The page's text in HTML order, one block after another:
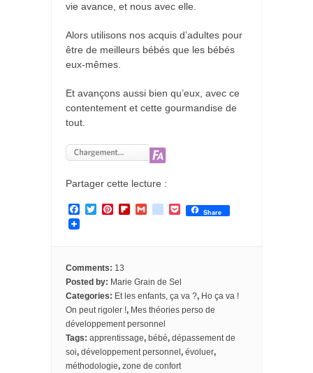
vie avance, et nous avec elle.
Alors utilisons nos acquis d’adultes pour
être de meilleurs bébés que les bébés
eux-mêmes.
Et avançons aussi bien qu’eux, avec ce
contentement et cette gourmandise de
tout.
Partager cette lecture :
F
o
k
T
e
r
P
r
e
s
t
F
a
r
d
b
o
o
k
m
a
r
k
P
o
Share
Comments: 13
Posted by: Marie Grain de Sel
Categories: Et les enfants, ça va ?, Ho ça va !
On peut rigoler !, Mes théories perso de
développement personnel
Tags: apprentissage, bébé, dépassement de
soi, développement personnel, évoluer,
méthodologie, zone de confort